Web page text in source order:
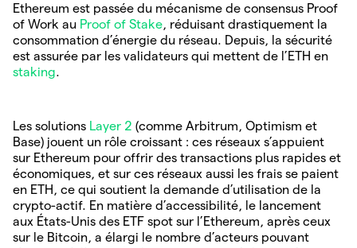
Ethereum est passée du mécanisme de consensus Proof
of Work au Proof of Stake, réduisant drastiquement la
consommation d’énergie du réseau. Depuis, la sécurité
est assurée par les validateurs qui mettent de l’ETH en
staking.
Les solutions Layer 2 (comme Arbitrum, Optimism et
Base) jouent un rôle croissant : ces réseaux s’appuient
sur Ethereum pour offrir des transactions plus rapides et
économiques, et sur ces réseaux aussi les frais se paient
en ETH, ce qui soutient la demande d’utilisation de la
crypto-actif. En matière d’accessibilité, le lancement
aux États-Unis des ETF spot sur l’Ethereum, après ceux
sur le Bitcoin, a élargi le nombre d’acteurs pouvant